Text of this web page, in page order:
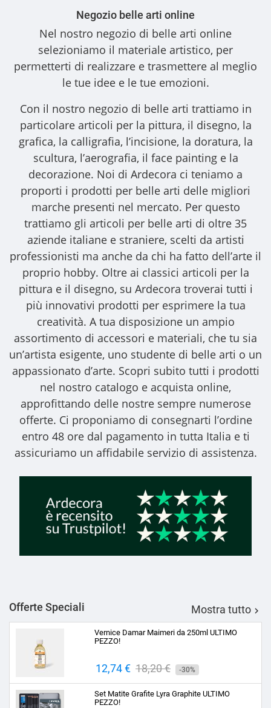
Negozio belle arti online
Nel nostro negozio di belle arti online
selezioniamo il materiale artistico, per
permetterti di realizzare e trasmettere al meglio
le tue idee e le tue emozioni.
Con il nostro negozio di belle arti trattiamo in
particolare articoli per la pittura, il disegno, la
grafica, la calligrafia, l’incisione, la doratura, la
scultura, l’aerografia, il face painting e la
decorazione. Noi di Ardecora ci teniamo a
proporti i prodotti per belle arti delle migliori
marche presenti nel mercato. Per questo
trattiamo gli articoli per belle arti di oltre 35
aziende italiane e straniere, scelti da artisti
professionisti ma anche da chi ha fatto dell’arte il
proprio hobby. Oltre ai classici articoli per la
pittura e il disegno, su Ardecora troverai tutti i
più innovativi prodotti per esprimere la tua
creatività. A tua disposizione un ampio
assortimento di accessori e materiali, che tu sia
un’artista esigente, uno studente di belle arti o un
appassionato d’arte. Scopri subito tutti i prodotti
nel nostro catalogo e acquista online,
approfittando delle nostre sempre numerose
offerte. Ci proponiamo di consegnarti l’ordine
entro 48 ore dal pagamento in tutta Italia e ti
assicuriamo un affidabile servizio di assistenza.
Offerte Speciali Mostra tutto 
Vernice Damar Maimeri da 250ml ULTIMO
PEZZO!
Prezzo
12,74 € Prezzo
base
18,20 € -30%
Set Matite Grafite Lyra Graphite ULTIMO
PEZZO!